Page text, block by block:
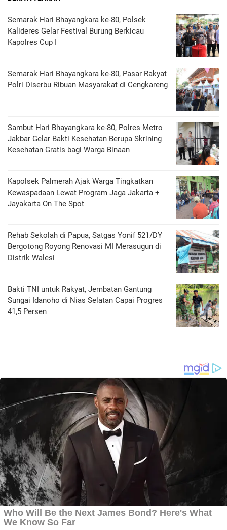
Semarak Hari Bhayangkara ke-80, Polsek
Kalideres Gelar Festival Burung Berkicau
Kapolres Cup I
Semarak Hari Bhayangkara ke-80, Pasar Rakyat
Polri Diserbu Ribuan Masyarakat di Cengkareng
Sambut Hari Bhayangkara ke-80, Polres Metro
Jakbar Gelar Bakti Kesehatan Berupa Skrining
Kesehatan Gratis bagi Warga Binaan
Kapolsek Palmerah Ajak Warga Tingkatkan
Kewaspadaan Lewat Program Jaga Jakarta +
Jayakarta On The Spot
Rehab Sekolah di Papua, Satgas Yonif 521/DY
Bergotong Royong Renovasi MI Merasugun di
Distrik Walesi
Bakti TNI untuk Rakyat, Jembatan Gantung
Sungai Idanoho di Nias Selatan Capai Progres
41,5 Persen